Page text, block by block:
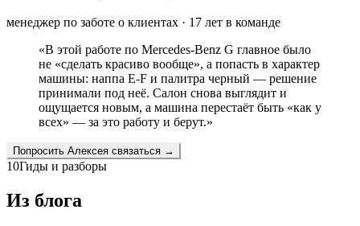
менеджер по заботе о клиентах · 17 лет в команде
«В этой работе по Mercedes-Benz G главное было
не «сделать красиво вообще», а попасть в характер
машины: наппа E-F и палитра черный — решение
принимали под неё. Салон снова выглядит и
ощущается новым, а машина перестаёт быть «как у
всех» — за это работу и берут.»
Попросить Алексея связаться →
10Гиды и разборы
Из блога